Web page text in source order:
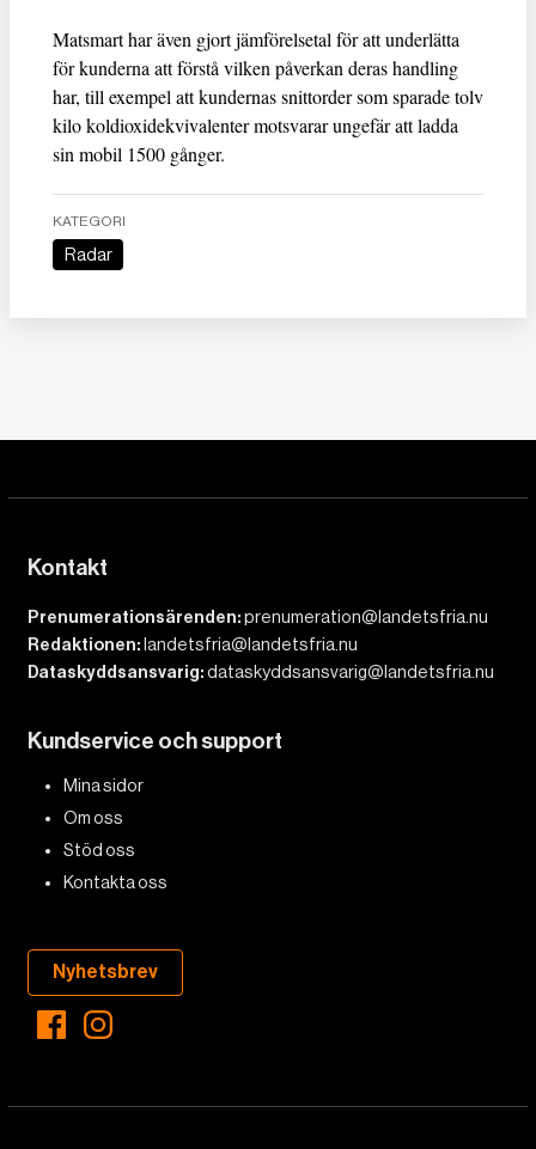
Matsmart har även gjort jämförelsetal för att underlätta
för kunderna att förstå vilken påverkan deras handling
har, till exempel att kundernas snittorder som sparade tolv
kilo koldioxidekvivalenter motsvarar ungefär att ladda
sin mobil 1500 gånger.
KATEGORI
Radar
Kontakt
Prenumerationsärenden:prenumeration@landetsfria.nu
Redaktionen: landetsfria@landetsfria.nu
Dataskyddsansvarig:dataskyddsansvarig@landetsfria.nu
Kundservice och support
Mina sidor
Om oss
Stöd oss
Kontakta oss
Nyhetsbrev